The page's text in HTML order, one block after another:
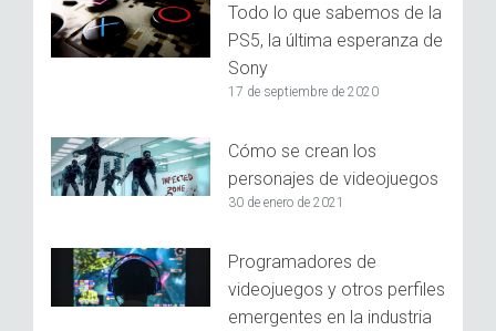
Todo lo que sabemos de la
PS5, la última esperanza de
Sony
17 de septiembre de 2020
Cómo se crean los
personajes de videojuegos
30 de enero de 2021
Programadores de
videojuegos y otros perfiles
emergentes en la industria